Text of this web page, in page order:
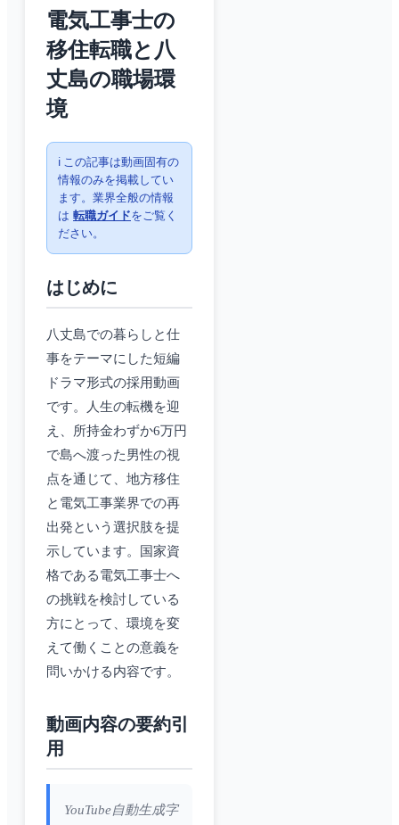
電気工事士の
移住転職と八
丈島の職場環
境
ℹ️ この記事は動画固有の
情報のみを掲載してい
ます。業界全般の情報
は 転職ガイドをご覧く
ださい。
はじめに
八丈島での暮らしと仕
事をテーマにした短編
ドラマ形式の採用動画
です。人生の転機を迎
え、所持金わずか6万円
で島へ渡った男性の視
点を通じて、地方移住
と電気工事業界での再
出発という選択肢を提
示しています。国家資
格である電気工事士へ
の挑戦を検討している
方にとって、環境を変
えて働くことの意義を
問いかける内容です。
動画内容の要約引
用
YouTube自動生成字